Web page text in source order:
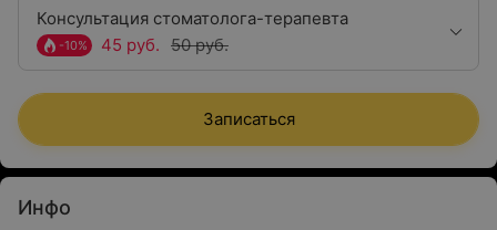
Консультация стоматолога-терапевта
-10% 45 руб. 50 руб.
Записаться
Инфо